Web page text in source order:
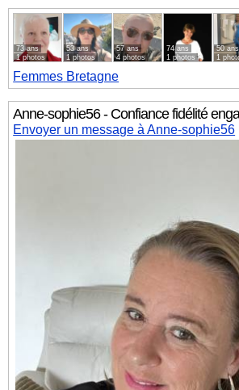
73 ans
1 photos
53 ans
1 photos
57 ans
4 photos
74 ans
1 photos
50 ans
1
Femmes Bretagne
Anne-sophie56 - Confiance fidélité
Envoyer un message à Anne-sophie56